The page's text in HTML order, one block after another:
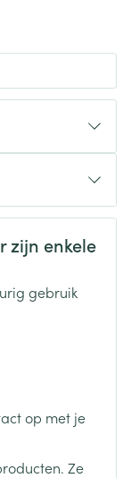
zijn enkele
gebruik
op met je
Ze